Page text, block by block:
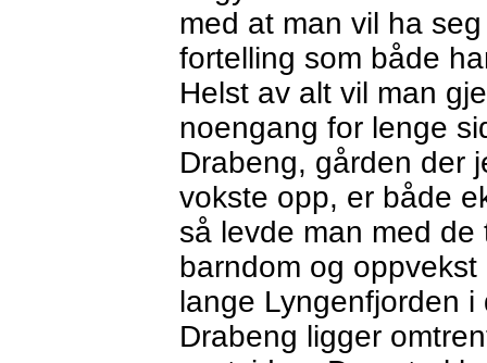
med at man vil ha
fortelling som både
Helst av alt vil man
noengang for lenge
Drabeng, gården der
vokste opp, er både
så levde man med
barndom og
lange Lyngenfjorden
Drabeng ligger